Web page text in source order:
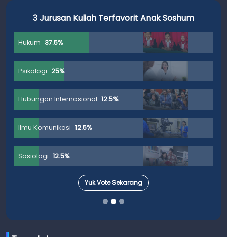
3 Jurusan Kuliah Terfavorit Anak Soshum
Hukum 37.5%
Psikologi 25%
Hubungan Internasional 12.5%
Ilmu Komunikasi 12.5%
Sosiologi 12.5%
Yuk Vote Sekarang